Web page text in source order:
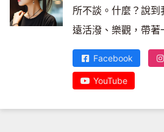
所不談。什麼？說
遠活潑、樂觀，帶著
Facebook
YouTube